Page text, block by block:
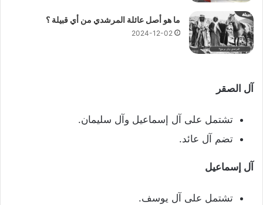
ما هو أصل عائلة المرشدي من أي قبيلة ؟
2024-12-02
آل الصقر
تشتمل على آل إسماعيل وآل سليمان.
تضم آل عائد.
آل إسماعيل
تشتمل على آل يوسف.